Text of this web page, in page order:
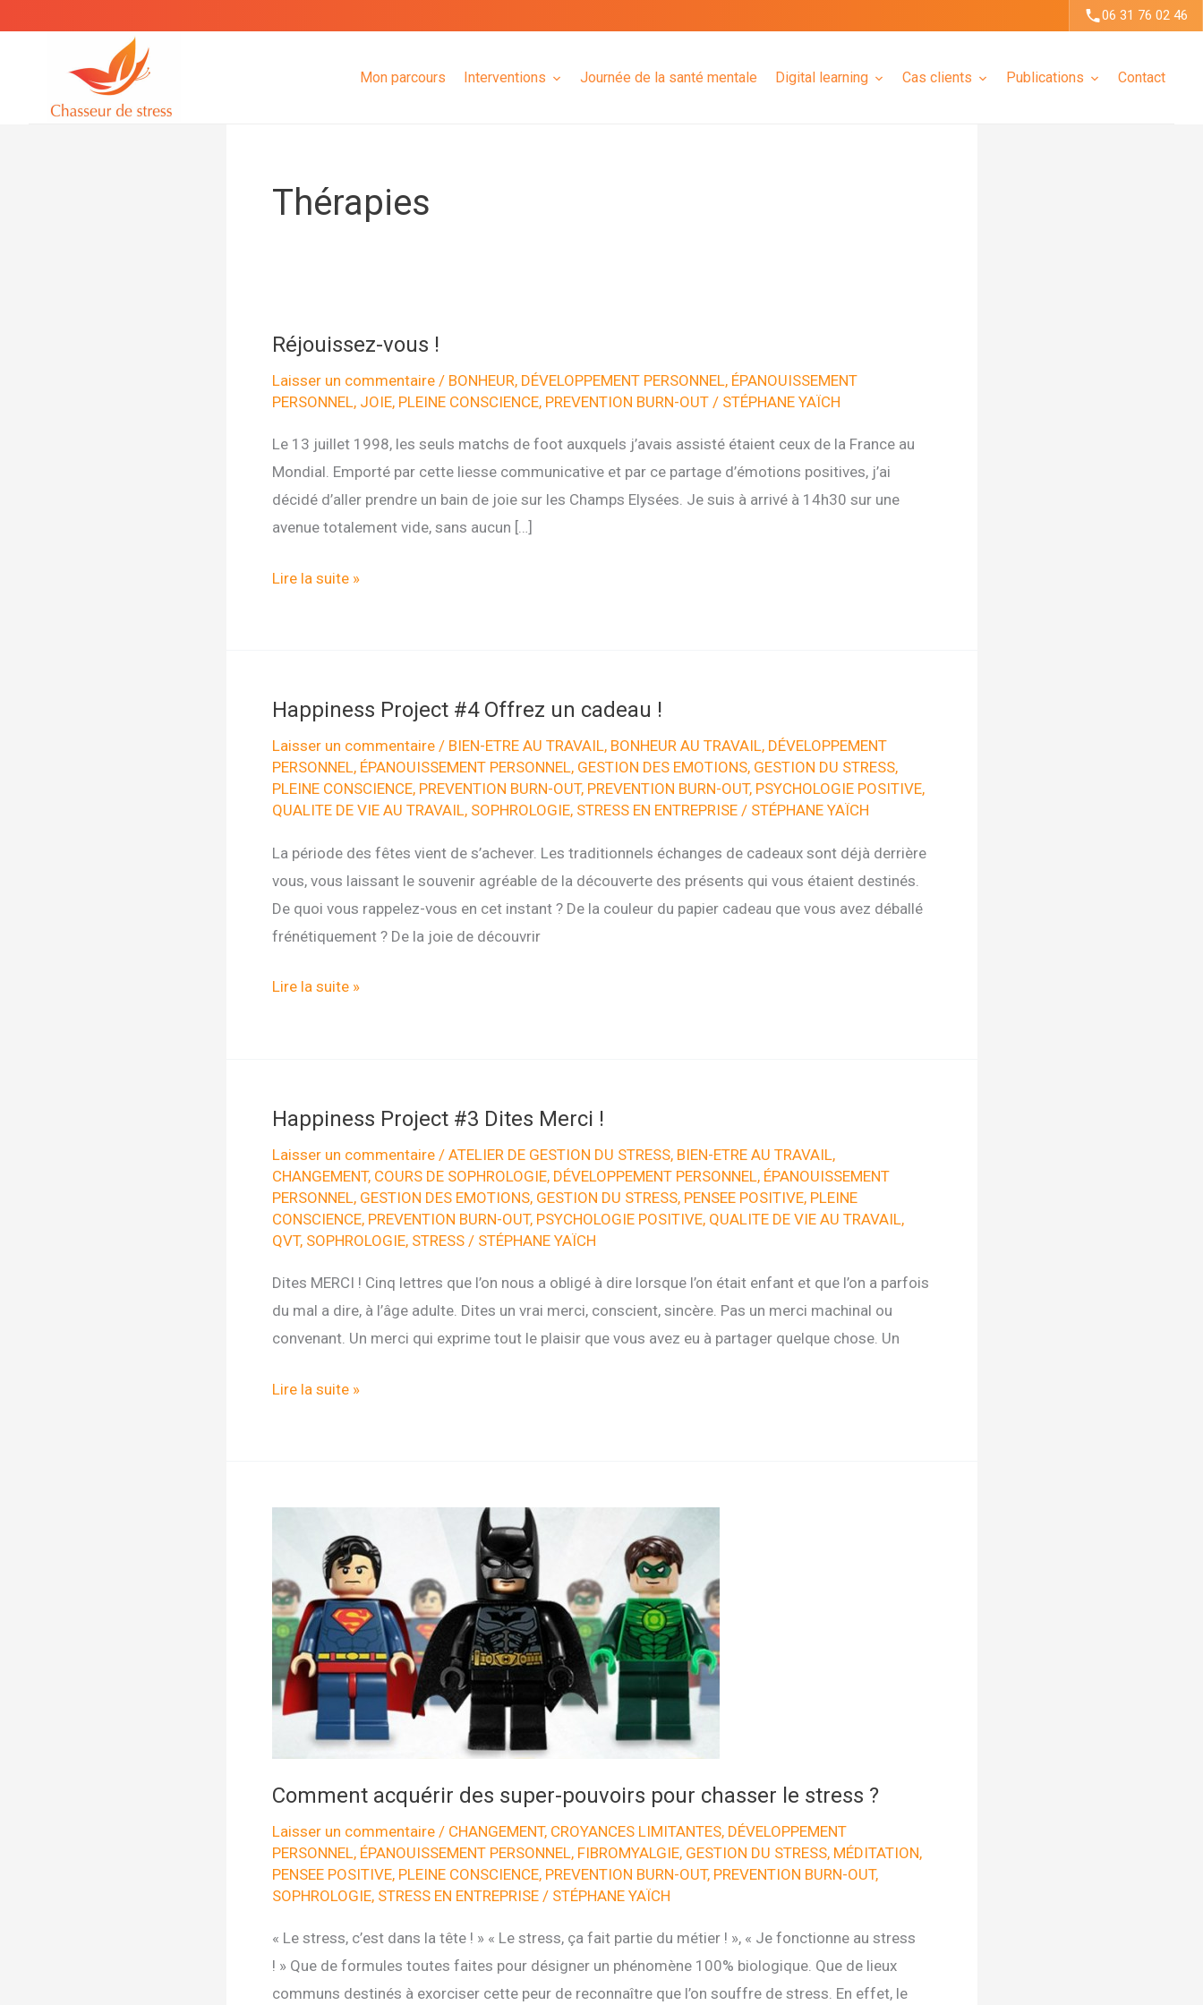
06 31 76 02 46
Mon parcours Interventions Journée de la santé mentale Digital learning Cas clients Publications Contact
Thérapies
Réjouissez-vous !
Laisser un commentaire / BONHEUR, DÉVELOPPEMENT PERSONNEL, ÉPANOUISSEMENT
PERSONNEL, JOIE, PLEINE CONSCIENCE, PREVENTION BURN-OUT/ STÉPHANE YAÏCH
Le 13 juillet 1998, les seuls matchs de foot auxquels j’avais assisté étaient ceux de la France au
Mondial. Emporté par cette liesse communicative et par ce partage d’émotions positives, j’ai
décidé d’aller prendre un bain de joie sur les Champs Elysées. Je suis à arrivé à 14h30 sur une
avenue totalement vide, sans aucun […]
Réjouissez-
Lire la suite »
Happiness Project #4 Offrez un cadeau !
Laisser un commentaire / BIEN-ETRE AU TRAVAIL, BONHEUR AU TRAVAIL, DÉVELOPPEMENT
PERSONNEL, ÉPANOUISSEMENT PERSONNEL, GESTION DES EMOTIONS, GESTION DU STRESS,
PLEINE CONSCIENCE, PREVENTION BURN-OUT, PREVENTION BURN-OUT, PSYCHOLOGIE POSITIVE,
QUALITE DE VIE AU TRAVAIL, SOPHROLOGIE, STRESS EN ENTREPRISE/ STÉPHANE YAÏCH
La période des fêtes vient de s’achever. Les traditionnels échanges de cadeaux sont déjà derrière
vous, vous laissant le souvenir agréable de la découverte des présents qui vous étaient destinés.
De quoi vous rappelez-vous en cet instant ? De la couleur du papier cadeau que vous avez déballé
frénétiquement ? De la joie de découvrir
Happiness
cadeau
!
Lire la suite »
Happiness Project #3 Dites Merci !
Laisser un commentaire / ATELIER DE GESTION DU STRESS, BIEN-ETRE AU TRAVAIL,
CHANGEMENT, COURS DE SOPHROLOGIE, DÉVELOPPEMENT PERSONNEL, ÉPANOUISSEMENT
PERSONNEL, GESTION DES EMOTIONS, GESTION DU STRESS, PENSEE POSITIVE, PLEINE
CONSCIENCE, PREVENTION BURN-OUT, PSYCHOLOGIE POSITIVE, QUALITE DE VIE AU TRAVAIL,
QVT, SOPHROLOGIE, STRESS/ STÉPHANE YAÏCH
Dites MERCI ! Cinq lettres que l’on nous a obligé à dire lorsque l’on était enfant et que l’on a parfois
du mal a dire, à l’âge adulte. Dites un vrai merci, conscient, sincère. Pas un merci machinal ou
convenant. Un merci qui exprime tout le plaisir que vous avez eu à partager quelque chose. Un
Happiness
Lire la suite »
Comment acquérir des super-pouvoirs pour chasser le stress ?
Laisser un commentaire / CHANGEMENT, CROYANCES LIMITANTES, DÉVELOPPEMENT
PERSONNEL, ÉPANOUISSEMENT PERSONNEL, FIBROMYALGIE, GESTION DU STRESS, MÉDITATION,
PENSEE POSITIVE, PLEINE CONSCIENCE, PREVENTION BURN-OUT, PREVENTION BURN-OUT,
SOPHROLOGIE, STRESS EN ENTREPRISE/ STÉPHANE YAÏCH
« Le stress, c’est dans la tête ! » « Le stress, ça fait partie du métier ! », « Je fonctionne au stress
! » Que de formules toutes faites pour désigner un phénomène 100% biologique. Que de lieux
communs destinés à exorciser cette peur de reconnaître que l’on souffre de stress. En effet, le